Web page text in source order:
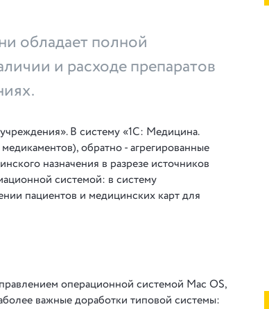
обладает полной
и расходе препаратов
В систему «1С: Медицина.
обратно - агрегированные
назначения в разрезе источников
системой: в систему
пациентов и медицинских карт для
операционной системой Mac OS,
важные доработки типовой системы: